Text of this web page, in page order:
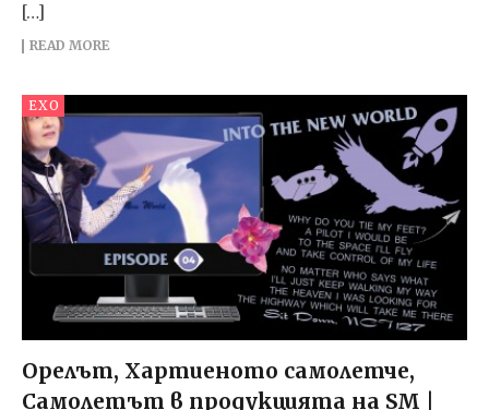
[…]
READ MORE
EXO
Орелът, Хартиеното самолетче,
Самолетът в продукцията на SM |